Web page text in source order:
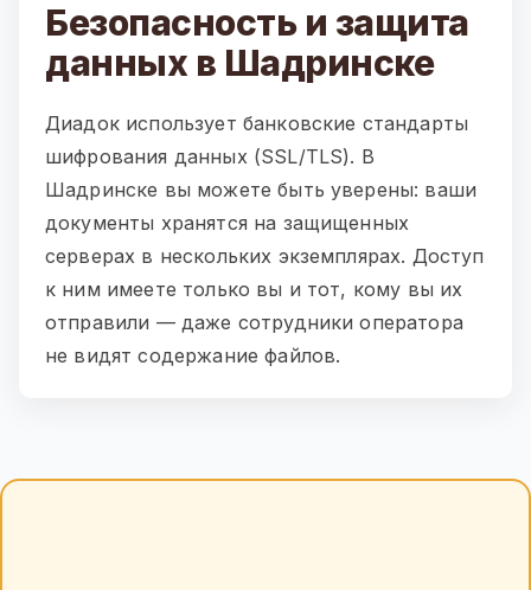
Безопасность и защита
данных в Шадринске
Диадок использует банковские стандарты
шифрования данных (SSL/TLS). В
Шадринске вы можете быть уверены: ваши
документы хранятся на защищенных
серверах в нескольких экземплярах. Доступ
к ним имеете только вы и тот, кому вы их
отправили — даже сотрудники оператора
не видят содержание файлов.